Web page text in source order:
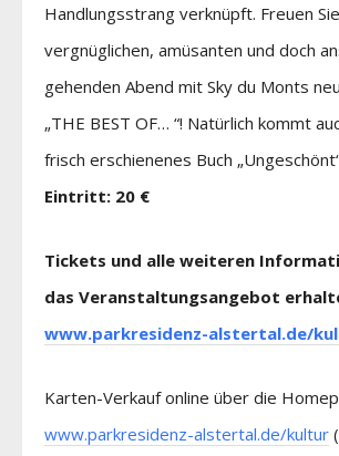
Handlungsstrang verknüpft. Freuen
vergnüglichen, amüsanten und doch
gehenden Abend mit Sky du Monts
„THE BEST OF… “! Natürlich kommt
frisch erschienenes Buch
Eintritt: 20 €
Tickets und alle weiteren
das Veranstaltungsangebot
www.parkresidenz-alstertal.de/
Karten-Verkauf online über die
www.parkresidenz-alstertal.de/kultur